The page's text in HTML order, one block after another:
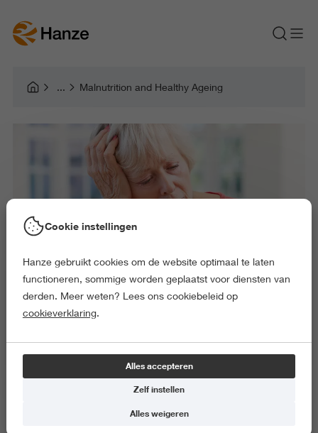
Malnutrition and Healthy Ageing
Malnutrition and Healthy Ageing
Cookie instellingen
Hanze gebruikt cookies om de website optimaal te laten
functioneren, sommige worden geplaatst voor diensten van
derden. Meer weten? Lees ons cookiebeleid op
cookieverklaring.
Alles accepteren
Zelf instellen
Alles weigeren